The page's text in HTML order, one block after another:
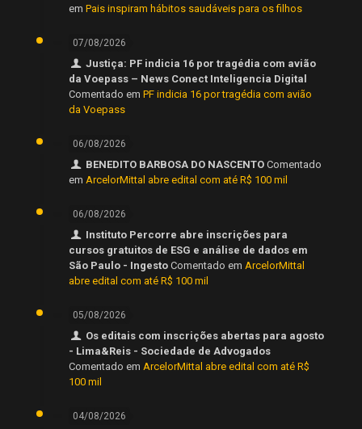
em Pais inspiram hábitos saudáveis para os filhos
07/08/2026
Justiça: PF indicia 16 por tragédia com avião
da Voepass – News Conect Inteligencia Digital
Comentado em PF indicia 16 por tragédia com avião
da Voepass
06/08/2026
BENEDITO BARBOSA DO NASCENTO Comentado
em ArcelorMittal abre edital com até R$ 100 mil
06/08/2026
Instituto Percorre abre inscrições para
cursos gratuitos de ESG e análise de dados em
São Paulo - Ingesto Comentado em ArcelorMittal
abre edital com até R$ 100 mil
05/08/2026
Os editais com inscrições abertas para agosto
- Lima&Reis - Sociedade de Advogados
Comentado em ArcelorMittal abre edital com até R$
100 mil
04/08/2026